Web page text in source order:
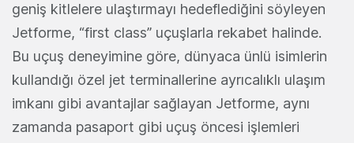
geniş kitlelere ulaştırmayı hedeflediğini söyleyen
Jetforme, “first class” uçuşlarla rekabet halinde.
Bu uçuş deneyimine göre, dünyaca ünlü isimlerin
kullandığı özel jet terminallerine ayrıcalıklı ulaşım
imkanı gibi avantajlar sağlayan Jetforme, aynı
zamanda pasaport gibi uçuş öncesi işlemleri